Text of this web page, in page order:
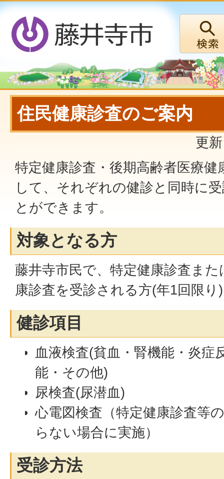
住民健康診査のご案内
更
特定健康診査・後期高齢者医療健
して、それぞれの健診と同時に
とができます。
対象となる方
藤井寺市民で、特定健康診査ま
康診査を受診される方(年1回限り)
健診項目
血液検査(貧血・腎機能・炎症
能・その他)
尿検査(尿潜血)
心電図検査（特定健康診査等
らない場合に実施）
受診方法